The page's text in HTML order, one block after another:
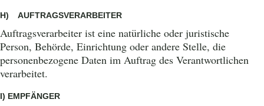
H) AUFTRAGSVERARBEITER
Auftragsverarbeiter ist eine natürliche oder juristische
Person, Behörde, Einrichtung oder andere Stelle, die
personenbezogene Daten im Auftrag des Verantwortlichen
verarbeitet.
I) EMPFÄNGER